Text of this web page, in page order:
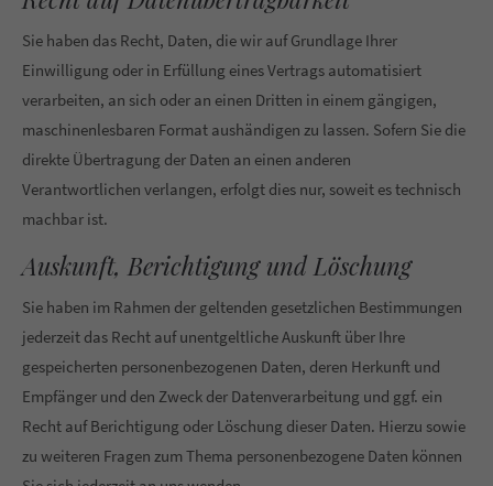
Sie haben das Recht, Daten, die wir auf Grundlage Ihrer
Einwilligung oder in Erfüllung eines Vertrags automatisiert
verarbeiten, an sich oder an einen Dritten in einem gängigen,
maschinenlesbaren Format aushändigen zu lassen. Sofern Sie die
direkte Übertragung der Daten an einen anderen
Verantwortlichen verlangen, erfolgt dies nur, soweit es technisch
machbar ist.
Auskunft, Berichtigung und Löschung
Sie haben im Rahmen der geltenden gesetzlichen Bestimmungen
jederzeit das Recht auf unentgeltliche Auskunft über Ihre
gespeicherten personenbezogenen Daten, deren Herkunft und
Empfänger und den Zweck der Datenverarbeitung und ggf. ein
Recht auf Berichtigung oder Löschung dieser Daten. Hierzu sowie
zu weiteren Fragen zum Thema personenbezogene Daten können